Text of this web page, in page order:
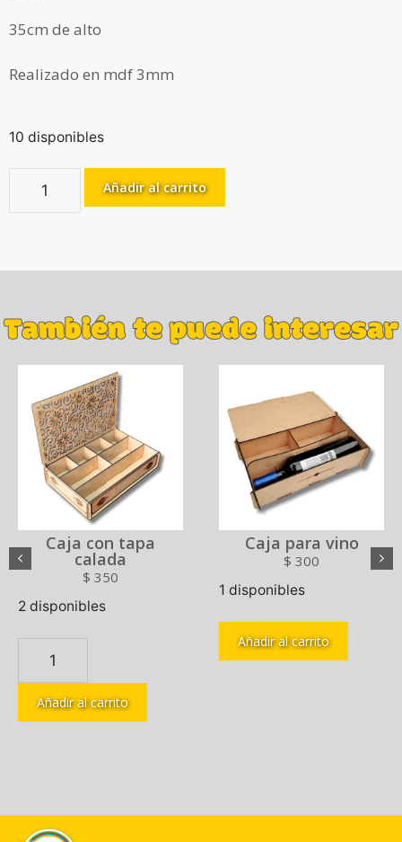
35cm de alto
Realizado en mdf 3mm
10 disponibles
Añadir al carrito
También te puede interesar
Caja con tapa
calada
$ 350
2 disponibles
Añadir al carrito
Caja para vino
$ 300
1 disponibles
Añadir al carrito